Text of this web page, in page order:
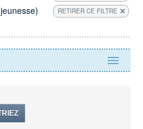
RETIRER CE FILTRE